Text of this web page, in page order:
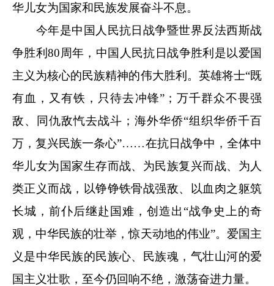
华儿女为国家和民族发展奋斗不息。
今年是中国人民抗日战争暨世界反法西斯战
争胜利80周年，中国人民抗日战争胜利是以爱国
主义为核心的民族精神的伟大胜利。英雄将士“既
有血，又有铁，只待去冲锋”；万千群众不畏强
敌、同仇敌忾去战斗；海外华侨“组织华侨千百
万，复兴民族一条心”……在抗日战争中，全体中
华儿女为国家生存而战、为民族复兴而战、为人
类正义而战，以铮铮铁骨战强敌、以血肉之躯筑
长城，前仆后继赴国难，创造出“战争史上的奇
观，中华民族的壮举，惊天动地的伟业”。爱国主
义是中华民族的民族心、民族魂，气壮山河的爱
国主义壮歌，至今仍回响不绝，激荡奋进力量。